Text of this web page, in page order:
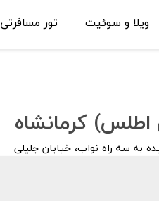
ویلا و سوئیت تور مسافرتی
اطلس) کرمانشاه
به سه راه نواب، خیابان جلیلی